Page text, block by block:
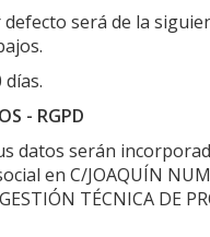
será de la
- RGPD
datos serán
en C/JOAQUÍN
TÉCNICA DE